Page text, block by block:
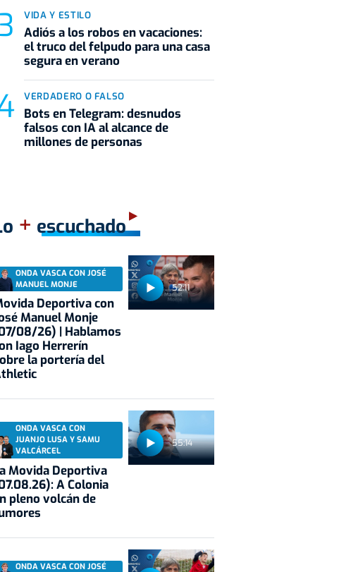
VIDA Y ESTILO
Adiós a los robos en vacaciones:
el truco del felpudo para una casa
segura en verano
VERDADERO O FALSO
Bots en Telegram: desnudos
falsos con IA al alcance de
millones de personas
+ escuchado
52:11
ONDA VASCA CON JOSÉ
MANUEL MONJE
Deportiva con
Manuel Monje
08/26) | Hablamos
Iago Herrerín
la portería del
55:14
ONDA VASCA CON
JUANJO LUSA Y SAMU
VALCÁRCEL
Movida Deportiva
A Colonia
pleno volcán de
ONDA VASCA CON JOSÉ